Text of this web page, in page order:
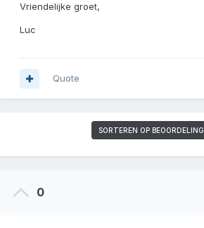
Vriendelijke groet,
Luc
Quote
SORTEREN OP BEOORDELING
0